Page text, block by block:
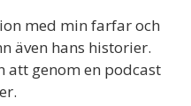
med min farfar och
även hans historier.
att genom en podcast